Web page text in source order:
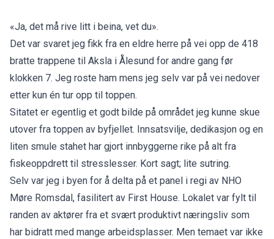
«Ja, det må rive litt i beina, vet du».
Det var svaret jeg fikk fra en eldre herre på vei opp de 418
bratte trappene til Aksla i Ålesund for andre gang før
klokken 7. Jeg roste ham mens jeg selv var på vei nedover
etter kun én tur opp til toppen.
Sitatet er egentlig et godt bilde på området jeg kunne skue
utover fra toppen av byfjellet. Innsatsvilje, dedikasjon og en
liten smule stahet har gjort innbyggerne rike på alt fra
fiskeoppdrett til stresslesser. Kort sagt; lite sutring.
Selv var jeg i byen for å delta på et panel i regi av NHO
Møre Romsdal, fasilitert av First House. Lokalet var fylt til
randen av aktører fra et svært produktivt næringsliv som
har bidratt med mange arbeidsplasser. Men temaet var ikke